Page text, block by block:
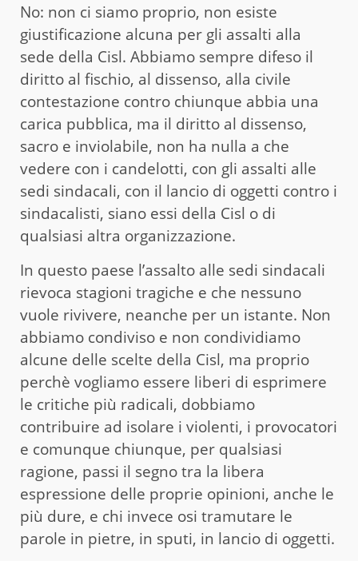
No: non ci siamo proprio, non esiste
giustificazione alcuna per gli assalti alla
sede della Cisl. Abbiamo sempre difeso il
diritto al fischio, al dissenso, alla civile
contestazione contro chiunque abbia una
carica pubblica, ma il diritto al dissenso,
sacro e inviolabile, non ha nulla a che
vedere con i candelotti, con gli assalti alle
sedi sindacali, con il lancio di oggetti contro i
sindacalisti, siano essi della Cisl o di
qualsiasi altra organizzazione.
In questo paese l’assalto alle sedi sindacali
rievoca stagioni tragiche e che nessuno
vuole rivivere, neanche per un istante. Non
abbiamo condiviso e non condividiamo
alcune delle scelte della Cisl, ma proprio
perchè vogliamo essere liberi di esprimere
le critiche più radicali, dobbiamo
contribuire ad isolare i violenti, i provocatori
e comunque chiunque, per qualsiasi
ragione, passi il segno tra la libera
espressione delle proprie opinioni, anche le
più dure, e chi invece osi tramutare le
parole in pietre, in sputi, in lancio di oggetti.